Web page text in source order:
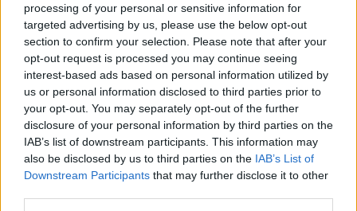
processing of your personal or sensitive information for
targeted advertising by us, please use the below opt-out
section to confirm your selection. Please note that after your
opt-out request is processed you may continue seeing
interest-based ads based on personal information utilized by
us or personal information disclosed to third parties prior to
your opt-out. You may separately opt-out of the further
disclosure of your personal information by third parties on the
IAB’s list of downstream participants. This information may
also be disclosed by us to third parties on the IAB’s List of
Downstream Participants that may further disclose it to other
Pubblicato il
07/10/2022
Sezione
Accessori
Arrivano nuovi prodotti OFF nel campo della refrigerazione a 12V: il
brand di Indel B presenta infatti la gamma di frigoriferi Slim. Sono
nuovi frigoriferi a compressore progettati nell'ottica d...
Frigoriferi ,Condizionatori,Indel B